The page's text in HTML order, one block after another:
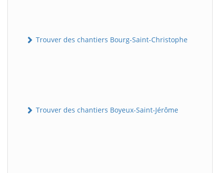
Trouver des chantiers Bourg-Saint-Christophe
Trouver des chantiers Boyeux-Saint-Jérôme